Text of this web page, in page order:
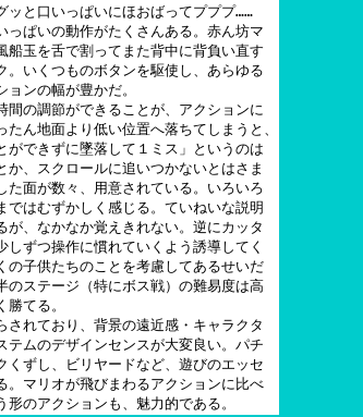
ッと口いっぱいにほおばってプププ……
っぱいの動作がたくさんある。赤ん坊マ
船玉を舌で割ってまた背中に背負い直す
。いくつものボタンを駆使し、あらゆる
ンの幅が豊かだ。
の調節ができることが、アクションに
ん地面より低い位置へ落ちてしまうと、
ができずに墜落して１ミス」というのは
、スクロールに追いつかないとはさま
た面が数々、用意されている。いろいろ
はむずかしく感じる。ていねいな説明
、なかなか覚えきれない。逆にカッタ
ずつ操作に慣れていくよう誘導してく
の子供たちのことを考慮してあるせいだ
のステージ（特にボス戦）の難易度は高
てる。
れており、背景の遠近感・キャラクタ
テムのデザインセンスが大変良い。パチ
くずし、ビリヤードなど、遊びのエッセ
。マリオが飛びまわるアクションに比べ